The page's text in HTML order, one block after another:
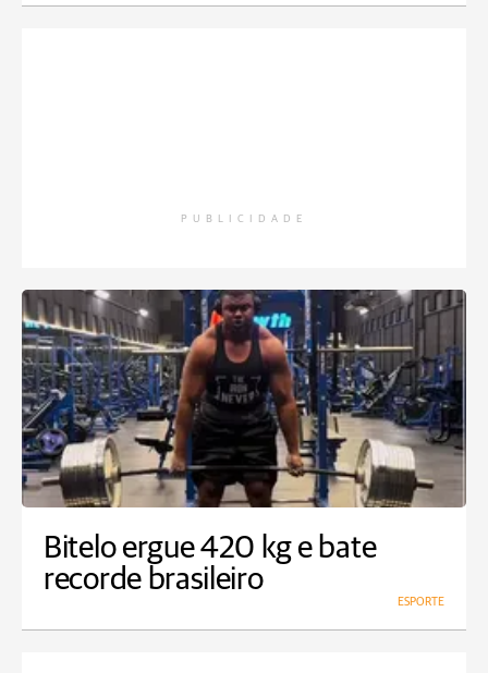
PUBLICIDADE
Bitelo ergue 420 kg e bate
recorde brasileiro
ESPORTE